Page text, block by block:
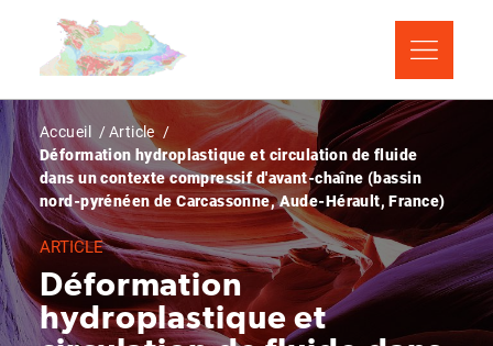
contenu
Fil
d'Ariane
Accueil
Article
Déformation hydroplastique et circulation de fluide
dans un contexte compressif d'avant-chaîne (bassin
nord-pyrénéen de Carcassonne, Aude-Hérault, France)
ARTICLE
Déformation
hydroplastique et